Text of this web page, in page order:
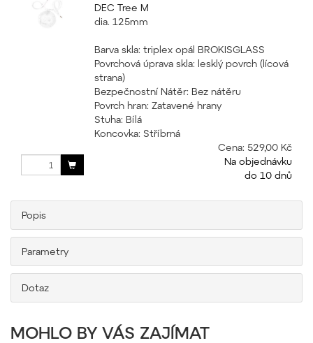
DEC Tree M
dia. 125mm
Barva skla: triplex opál BROKISGLASS
Povrchová úprava skla: lesklý povrch (lícová
strana)
Bezpečnostní Nátěr: Bez nátěru
Povrch hran: Zatavené hrany
Stuha: Bílá
Koncovka: Stříbrná
Cena: 529,00 Kč
Na objednávku
do 10 dnů
Popis
Parametry
Dotaz
MOHLO BY VÁS ZAJÍMAT